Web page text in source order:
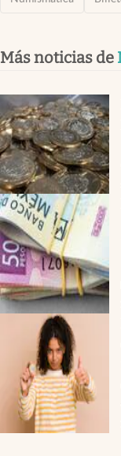
Más noticias de